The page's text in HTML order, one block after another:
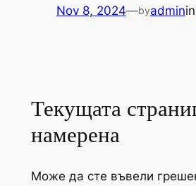
Nov 8, 2024—byadminin
Текущата
намерена
Може да сте въвели